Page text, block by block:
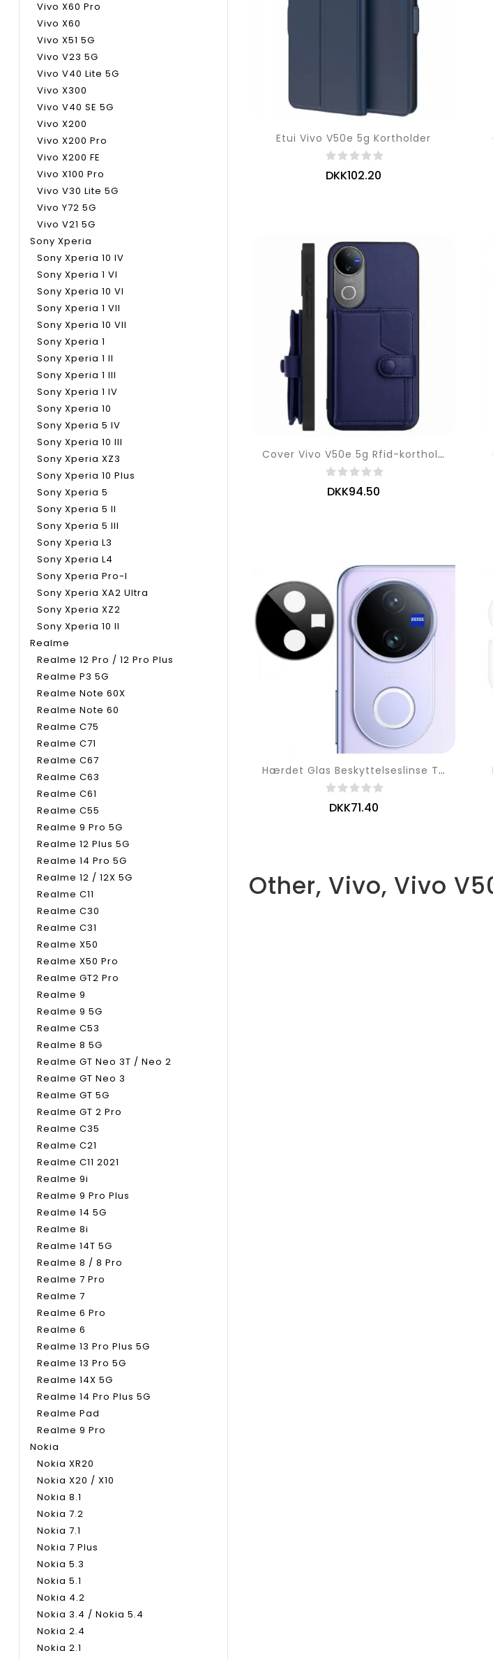
Vivo X60 Pro
Vivo X60
Vivo X51 5G
Vivo V23 5G
Vivo V40 Lite 5G
Vivo X300
Vivo V40 SE 5G
Vivo X200
Vivo X200 Pro
Vivo X200 FE
Vivo X100 Pro
Vivo V30 Lite 5G
Vivo Y72 5G
Vivo V21 5G
Sony Xperia
Sony Xperia 10 IV
Sony Xperia 1 VI
Sony Xperia 10 VI
Sony Xperia 1 VII
Sony Xperia 10 VII
Sony Xperia 1
Sony Xperia 1 II
Sony Xperia 1 III
Sony Xperia 1 IV
Sony Xperia 10
Sony Xperia 5 IV
Sony Xperia 10 III
Sony Xperia XZ3
Sony Xperia 10 Plus
Sony Xperia 5
Sony Xperia 5 II
Sony Xperia 5 III
Sony Xperia L3
Sony Xperia L4
Sony Xperia Pro-I
Sony Xperia XA2 Ultra
Sony Xperia XZ2
Sony Xperia 10 II
Realme
Realme 12 Pro / 12 Pro Plus
Realme P3 5G
Realme Note 60X
Realme Note 60
Realme C75
Realme C71
Realme C67
Realme C63
Realme C61
Realme C55
Realme 9 Pro 5G
Realme 12 Plus 5G
Realme 14 Pro 5G
Realme 12 / 12X 5G
Realme C11
Realme C30
Realme C31
Realme X50
Realme X50 Pro
Realme GT2 Pro
Realme 9
Realme 9 5G
Realme C53
Realme 8 5G
Realme GT Neo 3T / Neo 2
Realme GT Neo 3
Realme GT 5G
Realme GT 2 Pro
Realme C35
Realme C21
Realme C11 2021
Realme 9i
Realme 9 Pro Plus
Realme 14 5G
Realme 8i
Realme 14T 5G
Realme 8 / 8 Pro
Realme 7 Pro
Realme 7
Realme 6 Pro
Realme 6
Realme 13 Pro Plus 5G
Realme 13 Pro 5G
Realme 14X 5G
Realme 14 Pro Plus 5G
Realme Pad
Realme 9 Pro
Nokia
Nokia XR20
Nokia X20 / X10
Nokia 8.1
Nokia 7.2
Nokia 7.1
Nokia 7 Plus
Nokia 5.3
Nokia 5.1
Nokia 4.2
Nokia 3.4 / Nokia 5.4
Nokia 2.4
Nokia 2.1
Etui Vivo V50e 5g Kortholder
DKK102.20
Cover Vivo V50e 5g Rfid-kortholder
DKK94.50
Hærdet Glas Beskyttelseslinse Til Vivo V50 5g / V50e 5g 9 Sort0
DKK71.40
Other, Vivo, Vivo